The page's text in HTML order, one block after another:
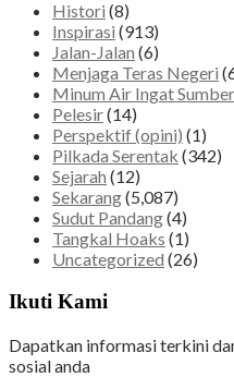
Histori (8)
Inspirasi (913)
Jalan-Jalan (6)
Menjaga Teras Negeri
Minum Air Ingat
Pelesir(14)
Perspektif (opini) (1)
Pilkada Serentak (342)
Sejarah (12)
Sekarang(5,087)
Sudut Pandang(4)
Tangkal Hoaks (1)
Uncategorized (26)
Ikuti Kami
Dapatkan informasi terkini
sosial anda